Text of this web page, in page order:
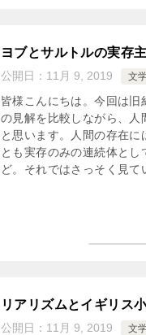
ヨブとサルトルの実存
公開日： 11月 9, 2019 文
皆様こんにちは。今回は
の見解を比較しながら、人
と思います。人間の存在
とも実存のみの連続体と
ど。それではさっそく見て
リアリズムとイギリス
公開日： 11月 9, 2019 文